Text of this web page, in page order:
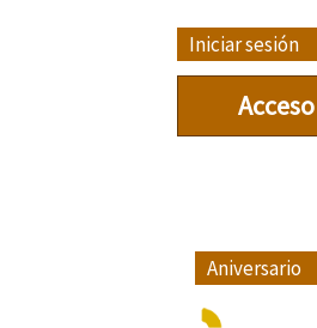
Iniciar sesión
Aniversario